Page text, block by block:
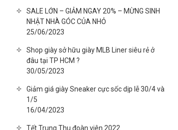
SALE LỚN – GIẢM NGAY 20% – MỪNG SINH
NHẬT NHÀ GÓC CỦA NHỎ
25/06/2023
Shop giày sở hữu giày MLB Liner siêu rẻ ở
đâu tại TP HCM ?
30/05/2023
Giảm giá giày Sneaker cực sốc dịp lễ 30/4 và
1/5
16/04/2023
Tết Trung Thu đoàn viên 2022